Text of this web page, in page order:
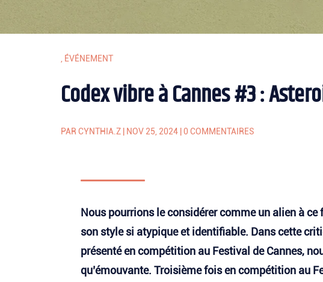
ÉVÉNEMENT
Codex vibre à Cannes #3 :
PAR CYNTHIA.Z| NOV 25, 2024| 0 COMMENTAIRES
Nous pourrions le considérer comme un alien à
son style si atypique et identifiable. Dans cette
présenté en compétition au Festival de Cannes,
qu’émouvante. Troisième fois en compétition au